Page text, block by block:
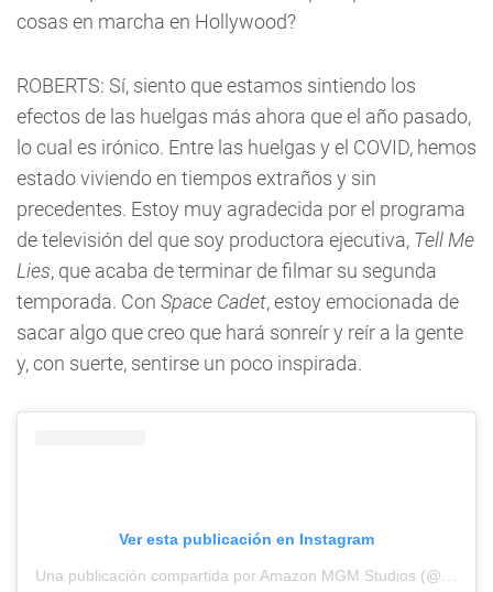
cosas en marcha en Hollywood?
ROBERTS: Sí, siento que estamos sintiendo los
efectos de las huelgas más ahora que el año pasado,
lo cual es irónico. Entre las huelgas y el COVID, hemos
estado viviendo en tiempos extraños y sin
precedentes. Estoy muy agradecida por el programa
de televisión del que soy productora ejecutiva, Tell Me
Lies, que acaba de terminar de filmar su segunda
temporada. Con Space Cadet, estoy emocionada de
sacar algo que creo que hará sonreír y reír a la gente
y, con suerte, sentirse un poco inspirada.
Ver esta publicación en Instagram